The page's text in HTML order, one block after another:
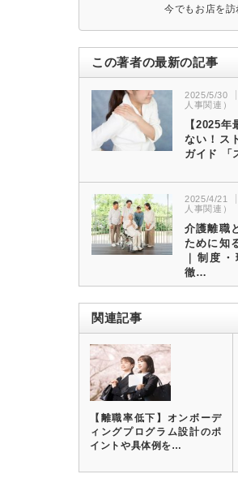
今でもお店を
この著者の最新の記事
2025/5/30
人事関連）
【2025年
ない！ス
ガイド 「
2025/4/21
人事関連）
介護離職
ために知
｜制度
徹…
関連記事
【離職率低下】オンボーデ
ィングプログラム設計のポ
イントや具体例を…